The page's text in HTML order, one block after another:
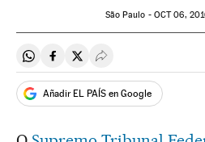
São Paulo - OCT06,
Compartir en Whatsapp
Compartir en Facebook
Compartir en Twitter
Desplegar Redes
Añadir EL PAÍS en Google